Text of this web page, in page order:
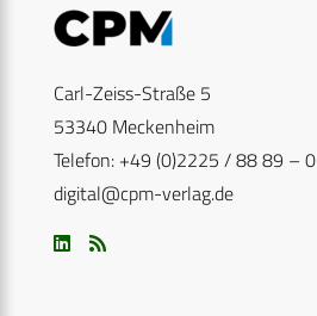
Carl-Zeiss-Straße 5
53340 Meckenheim
Telefon: +49 (0)2225 / 88 89 – 0
digital@cpm-verlag.de